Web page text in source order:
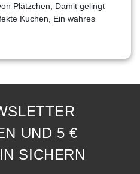
Plätzchen, Damit gelingt
Kuchen, Ein wahres
UND 5 €
SICHERN